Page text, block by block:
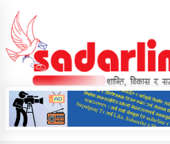
content
News For Nepal